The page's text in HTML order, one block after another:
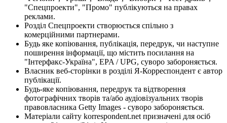
"Спецпроекти", "Промо" публікуються на правах
реклами.
Розділ Спецпроекти створюється спільно з
комерційними партнерами.
Будь яке копіювання, публікація, передрук, чи наступне
поширення інформації, що містить посилання на
"Інтерфакс-Україна", EPA / UPG, суворо забороняється.
Власник веб-сторінки в розділі Я-Корреспондент є автор
публікації.
Будь-яке копіювання, передрук та відтворення
фотографічних творів та/або аудіовізуальних творів
правовласника Getty Images - суворо забороняється.
Матеріали сайту korrespondent.net призначені для осіб